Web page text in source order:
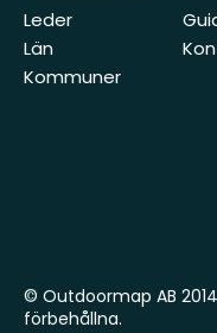
Leder
Län
Kommuner
© Outdoormap AB
förbehållna.